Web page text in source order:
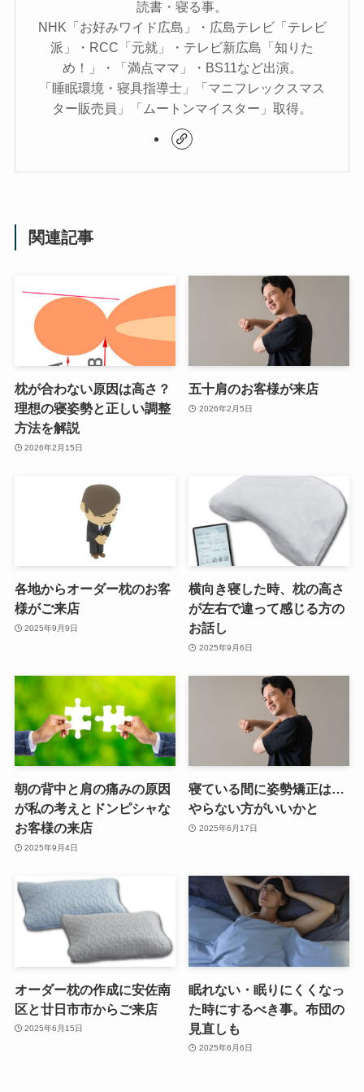
読書・寝る事。
NHK「お好みワイド広島」・広島テレビ「テレビ
派」・RCC「元就」・テレビ新広島「知りた
め！」・「満点ママ」・BS11など出演。
「睡眠環境・寝具指導士」「マニフレックスマス
ター販売員」「ムートンマイスター」取得。
関連記事
枕が合わない原因は高さ？
理想の寝姿勢と正しい調整
方法を解説
2026年2月15日
五十肩のお客様が来店
2026年2月5日
各地からオーダー枕のお客
様がご来店
2025年9月9日
横向き寝した時、枕の高さ
が左右で違って感じる方の
お話し
2025年9月6日
朝の背中と肩の痛みの原因
が私の考えとドンピシャな
お客様の来店
2025年9月4日
寝ている間に姿勢矯正は…
やらない方がいいかと
2025年6月17日
オーダー枕の作成に安佐南
区と廿日市市からご来店
2025年6月15日
眠れない・眠りにくくなっ
た時にするべき事。布団の
見直しも
2025年6月6日